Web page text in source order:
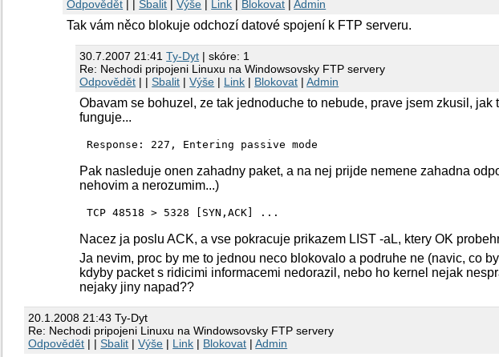
Odpovědět | |Sbalit |Výše | Link | Blokovat |Admin
Tak vám něco blokuje odchozí datové spojení k FTP serveru.
30.7.2007 21:41Ty-Dyt | skóre: 1
Re: Nechodi pripojeni Linuxu na Windowsovsky FTP servery
Odpovědět | |Sbalit |Výše | Link | Blokovat |Admin
Obavam se bohuzel, ze tak jednoduche to nebude, prave jsem zkusil,
funguje...
Pak nasleduje onen zahadny paket, a na nej prijde nemene zahadna
nehovim a nerozumim...)
Nacez ja poslu ACK, a vse pokracuje prikazem LIST -aL, ktery OK
Ja nevim, proc by me to jednou neco blokovalo a podruhe ne (navic, co
kdyby packet s ridicimi informacemi nedorazil, nebo ho kernel nejak
nejaky jiny napad??
20.1.2008 21:43 Ty-Dyt
Re: Nechodi pripojeni Linuxu na Windowsovsky FTP servery
Odpovědět | |Sbalit |Výše | Link | Blokovat |Admin